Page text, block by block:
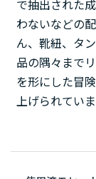
で抽出された
わないなどの
ん、靴紐、タ
品の隅々まで
を形にした冒
上げられていま